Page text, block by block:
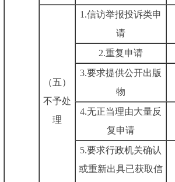
（五）
不予处
理
1.信访举报投诉类申
请
2.重复申请
3.要求提供公开出版
物
4.无正当理由大量反
复申请
5.要求行政机关确认
或重新出具已获取信